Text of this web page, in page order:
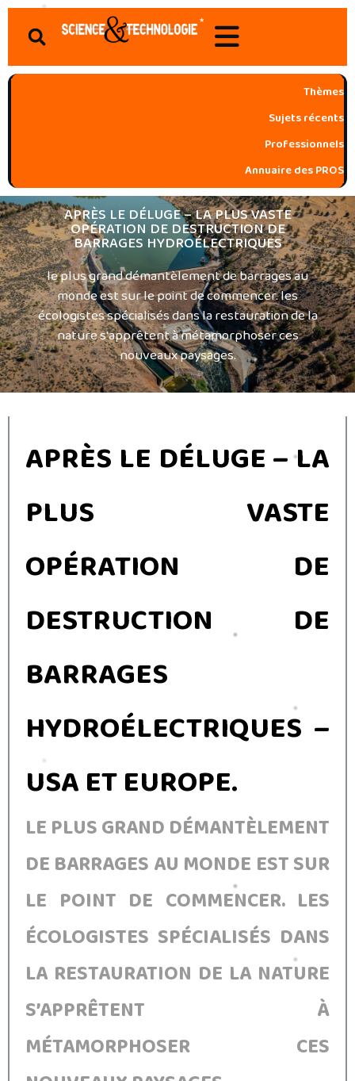
Aller
Search
Thèmes
Sujets récents
Professionnels
Annuaire des PROS
APRÈS LE DÉLUGE – LA PLUS VASTE
OPÉRATION DE DESTRUCTION DE
BARRAGES HYDROÉLECTRIQUES
le plus grand démantèlement de barrages au
monde est sur le point de commencer. les
écologistes spécialisés dans la restauration de la
nature s'apprêtent à métamorphoser ces
nouveaux paysages.
APRÈS LE DÉLUGE – LA
PLUS VASTE
OPÉRATION DE
DESTRUCTION DE
BARRAGES
HYDROÉLECTRIQUES –
USA ET EUROPE.
LE PLUS GRAND DÉMANTÈLEMENT
DE BARRAGES AU MONDE EST SUR
LE POINT DE COMMENCER. LES
ÉCOLOGISTES SPÉCIALISÉS DANS
LA RESTAURATION DE LA NATURE
S’APPRÊTENT À
MÉTAMORPHOSER CES